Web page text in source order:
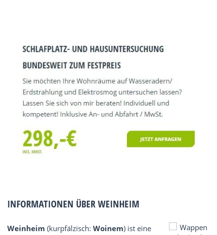
INFORMATIONEN ÜBER WEINHEIM
Weinheim (kurpfälzisch: Woinem) ist eine